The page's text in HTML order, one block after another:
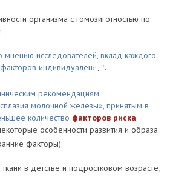
организма с гомозиготностью по
.
мнению исследователей, вклад каждого
индивидуален21, 22 .
рекомендациям
молочной железы», принятым в
количество факторов риска
особенности развития и образа
факторы):
в детстве и подростковом возрасте;